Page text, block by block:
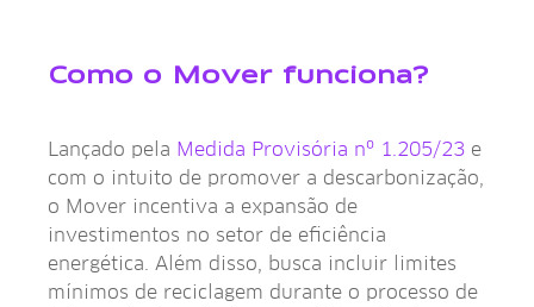
Como o Mover funciona?
Lançado pela Medida Provisória nº 1.205/23 e
com o intuito de promover a descarbonização,
o Mover incentiva a expansão de
investimentos no setor de eficiência
energética. Além disso, busca incluir limites
mínimos de reciclagem durante o processo de